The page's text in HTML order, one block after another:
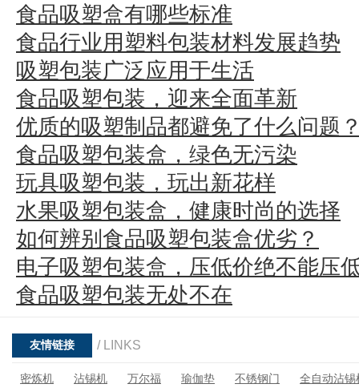
食品吸塑盒有哪些标准
食品行业用塑料包装材料发展趋势
吸塑包装广泛应用于生活
食品吸塑包装，迎来全面革新
优质的吸塑制品都避免了什么问题
食品吸塑包装盒，绿色无污染
玩具吸塑包装，玩出新花样
水果吸塑包装盒，健康时尚的选择
如何辨别食品吸塑包装盒优劣？
电子吸塑包装盒，压低价绝不能压
食品吸塑包装无处不在
友情链接 / LINKS
密炼机 沾锡机 万尔福 瑜伽垫 不锈钢门 全自动沾锡